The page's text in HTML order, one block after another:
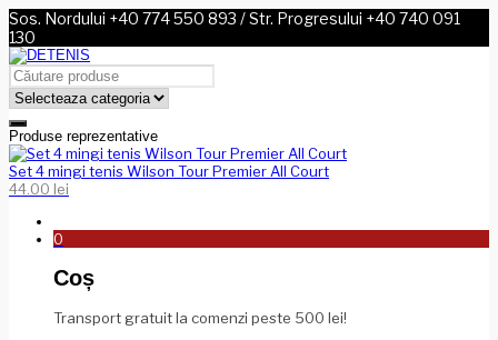
Sos. Nordului +40 774 550 893 / Str. Progresului +40 740 091
130
Produse reprezentative
Set 4 mingi tenis Wilson Tour Premier All Court
44.00 lei
0
Coș
Transport gratuit la comenzi peste 500 lei!